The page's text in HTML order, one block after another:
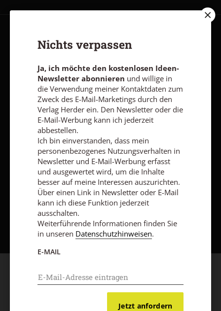
Impressum
Vertrag widerrufen Abo online kündigen
Nichts verpassen
Ja, ich möchte den kostenlosen Ideen-
Newsletter abonnieren und willige in
die Verwendung meiner Kontaktdaten zum
Zweck des E-Mail-Marketings durch den
Verlag Herder ein. Den Newsletter oder die
E-Mail-Werbung kann ich jederzeit
abbestellen.
Ich bin einverstanden, dass mein
personenbezogenes Nutzungsverhalten in
Newsletter und E-Mail-Werbung erfasst
und ausgewertet wird, um die Inhalte
besser auf meine Interessen auszurichten.
Über einen Link in Newsletter oder E-Mail
kann ich diese Funktion jederzeit
ausschalten.
Weiterführende Informationen finden Sie
in unseren Datenschutzhinweisen.
E-MAIL
Jetzt anfordern